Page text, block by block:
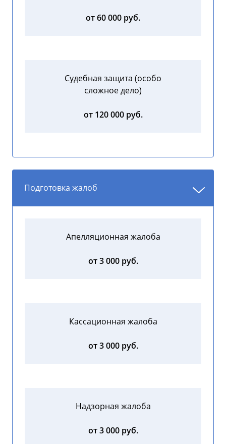
от 60 000 руб.
Судебная защита (особо
сложное дело)
от 120 000 руб.
Подготовка жалоб
Апелляционная жалоба
от 3 000 руб.
Кассационная жалоба
от 3 000 руб.
Надзорная жалоба
от 3 000 руб.